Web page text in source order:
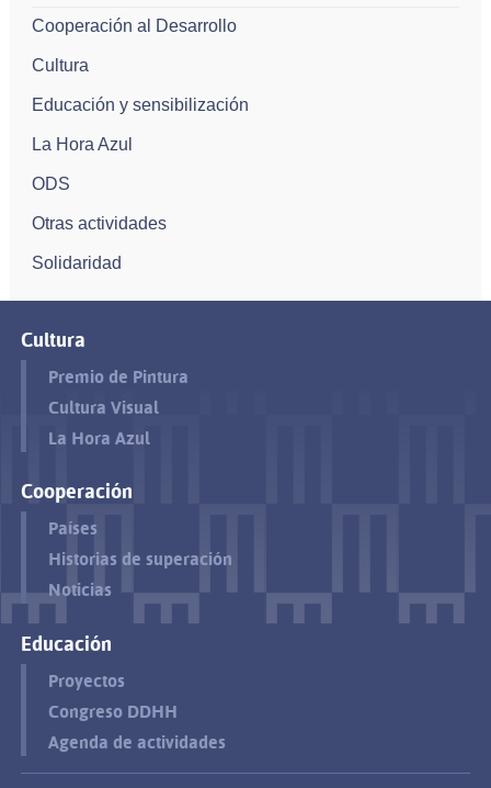
Cooperación al Desarrollo
Cultura
Educación y sensibilización
La Hora Azul
ODS
Otras actividades
Solidaridad
Cultura
Premio de Pintura
Cultura Visual
La Hora Azul
Cooperación
Países
Historias de superación
Noticias
Educación
Proyectos
Congreso DDHH
Agenda de actividades